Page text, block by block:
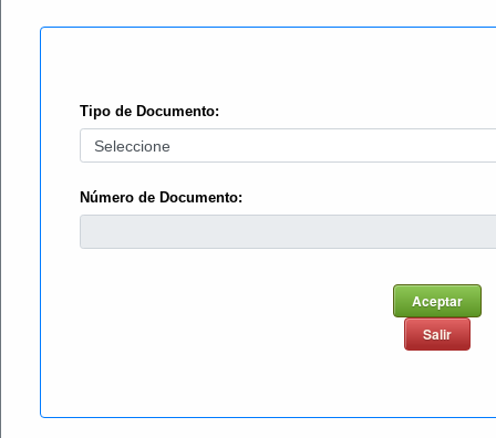
Tipo de Documento:
Número de Documento:
Aceptar
Salir